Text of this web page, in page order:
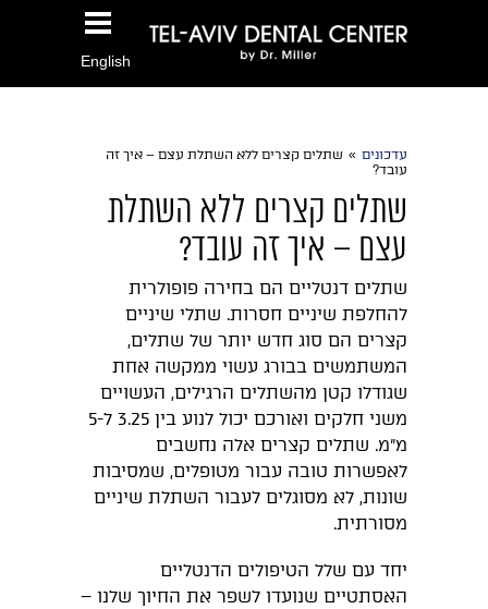
English
עדכונים » שתלים קצרים ללא השתלת עצם – איך זה
עובד?
שתלים קצרים ללא השתלת
עצם – איך זה עובד?
שתלים דנטליים הם בחירה פופולרית
להחלפת שיניים חסרות. שתלי שיניים
קצרים הם סוג חדש יותר של שתלים,
המשתמשים בבורג עשוי ממקשה אחת
שגודלו קטן מהשתלים הרגילים, העשויים
משני חלקים ואורכם יכול לנוע בין 3.25 ל-5
מ״מ. שתלים קצרים אלה נחשבים
לאפשרות טובה עבור מטופלים, שמסיבות
שונות, לא מסוגלים לעבור השתלת שיניים
מסורתית.
יחד עם שלל הטיפולים הדנטליים
האסתטיים שנועדו לשפר את החיוך שלנו –